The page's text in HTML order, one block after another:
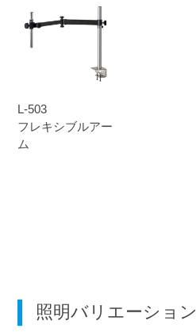
L-503
フレキシブルアー
ム
照明バリエーション